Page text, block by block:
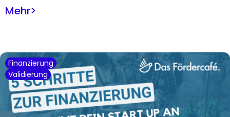
Mehr>
Finanzierung
Validierung